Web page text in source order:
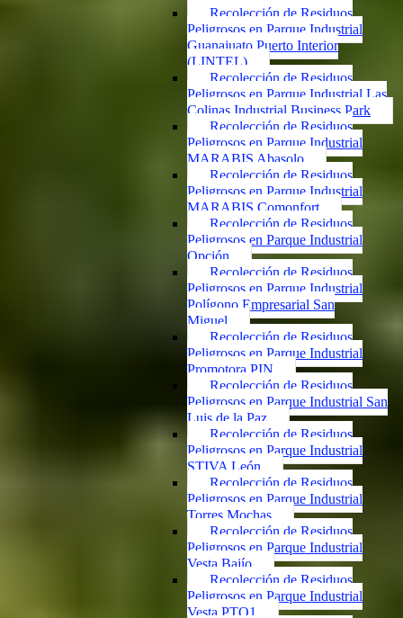
Recolección de Residuos
Peligrosos en Parque Industrial
Guanajuato Puerto Interior
(LINTEL)
Recolección de Residuos
Peligrosos en Parque Industrial Las
Colinas Industrial Business Park
Recolección de Residuos
Peligrosos en Parque Industrial
MARABIS Abasolo
Recolección de Residuos
Peligrosos en Parque Industrial
MARABIS Comonfort
Recolección de Residuos
Peligrosos en Parque Industrial
Opción
Recolección de Residuos
Peligrosos en Parque Industrial
Polígono Empresarial San
Miguel
Recolección de Residuos
Peligrosos en Parque Industrial
Promotora PIN
Recolección de Residuos
Peligrosos en Parque Industrial San
Luis de la Paz
Recolección de Residuos
Peligrosos en Parque Industrial
STIVA León
Recolección de Residuos
Peligrosos en Parque Industrial
Torres Mochas
Recolección de Residuos
Peligrosos en Parque Industrial
Vesta Bajío
Recolección de Residuos
Peligrosos en Parque Industrial
Vesta PTO1